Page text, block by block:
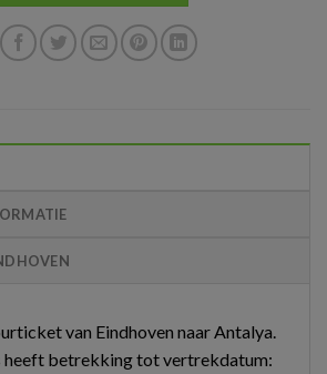
van Eindhoven naar Antalya.
heeft betrekking tot vertrekdatum: